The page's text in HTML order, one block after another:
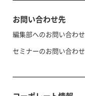
お問い合わせ先
編集部へのお問い合わせ
セミナーのお問い合わせ